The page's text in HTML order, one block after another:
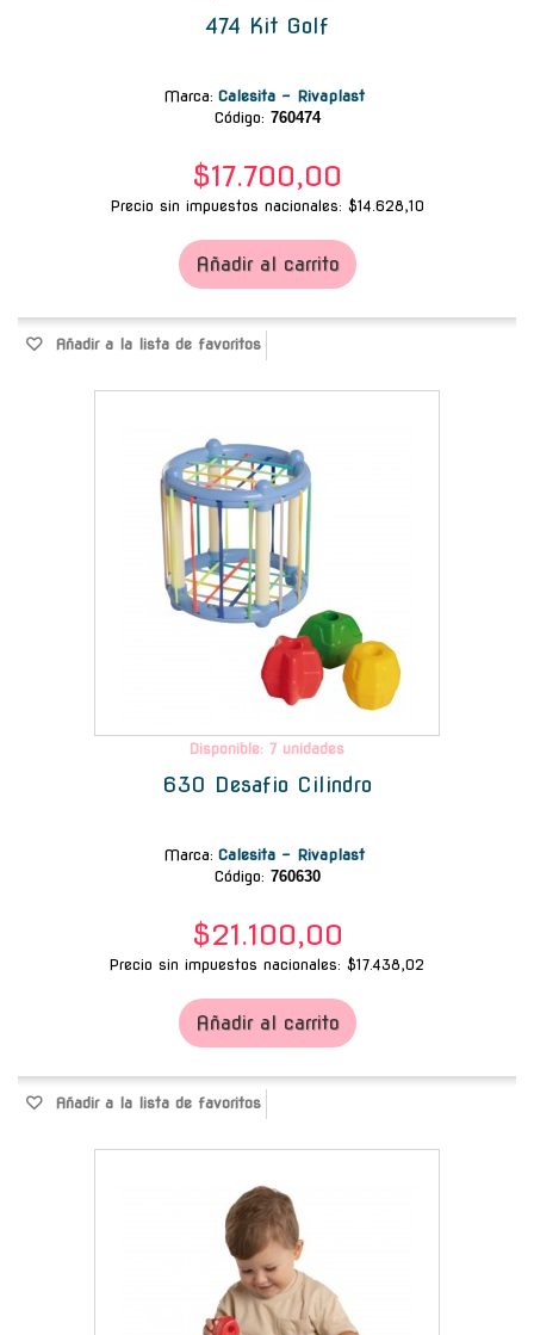
474 Kit Golf
Marca: Calesita - Rivaplast
Código: 760474
$17.700,00
Precio sin impuestos nacionales: $14.628,10
Añadir al carrito
Añadir a la lista de favoritos
Disponible: 7 unidades
630 Desafio Cilindro
Marca: Calesita - Rivaplast
Código: 760630
$21.100,00
Precio sin impuestos nacionales: $17.438,02
Añadir al carrito
Añadir a la lista de favoritos